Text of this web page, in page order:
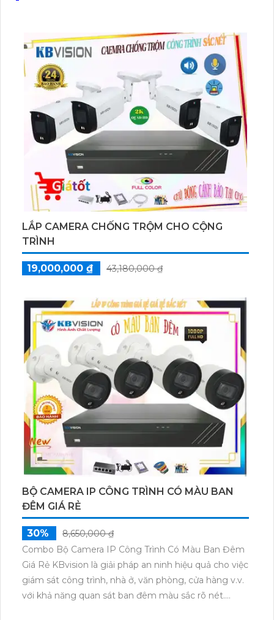
LẮP CAMERA CHỐNG TRỘM CHO CỘNG
TRÌNH
19,000,000 ₫ 43,180,000 ₫
BỘ CAMERA IP CÔNG TRÌNH CÓ MÀU BAN
ĐÊM GIÁ RẺ
30%
8,650,000 ₫
Combo Bộ Camera IP Công Trình Có Màu Ban Đêm
Giá Rẻ KBvision là giải pháp an ninh hiệu quả cho việc
giám sát công trình, nhà ở, văn phòng, cửa hàng v.v.
với khả năng quan sát ban đêm màu sắc rõ nét.